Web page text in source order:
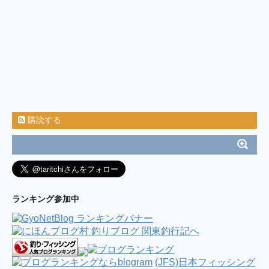
地蔵、掛けてもバラせばサメになるの巻 / そうだ！釣
ダブルヘッダー2017( ﾟ∀ﾟ) / 魚を釣りたい。
(4/16 23:19)
脱出するブログ
(10/18 03:49)
ブログ休止のお知らせ＆お礼 / 今宵も酒の肴を
もとめて
雨でも釣りに行く。フィネスシーバス /
NoSEABASS NoLIFE ～シーバス釣荒記～ (3/19
購読する
ランキング参加中
(JFS)日本フィッシング